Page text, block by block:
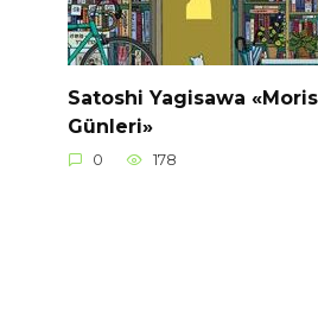
Satoshi Yagisawa
Günleri»
0 178